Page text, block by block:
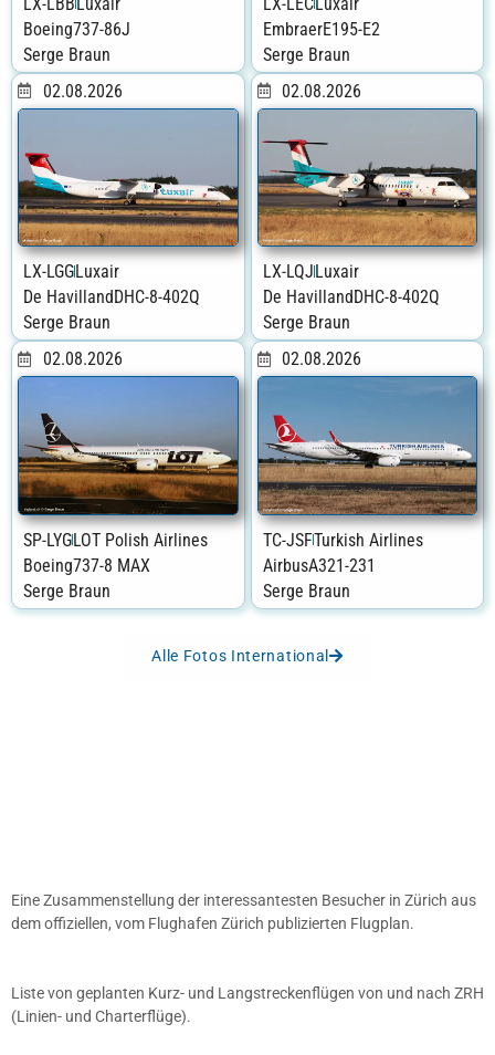
Boeing737-86J
Serge Braun
EmbraerE195-E2
Serge Braun
02.08.2026
LX-LGGLuxair
De HavillandDHC-8-402Q
Serge Braun
02.08.2026
LX-LQJLuxair
De HavillandDHC-8-402Q
Serge Braun
02.08.2026
SP-LYGLOT Polish Airlines
Boeing737-8 MAX
Serge Braun
02.08.2026
TC-JSFTurkish Airlines
AirbusA321-231
Serge Braun
Alle Fotos International
Eine Zusammenstellung der interessantesten Besucher in Zürich aus
dem offiziellen, vom Flughafen Zürich publizierten Flugplan.
Liste von geplanten Kurz- und Langstreckenflügen von und nach ZRH
(Linien- und Charterflüge).